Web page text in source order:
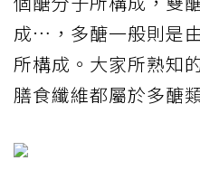
成…，多醣一般則是
所構成。大家所熟知
膳食纖維都屬於多醣